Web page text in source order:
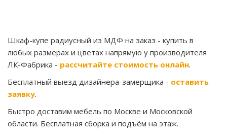
Шкаф-купе радиусный из МДФ на заказ - купить в
любых размерах и цветах напрямую у производителя
ЛК-Фабрика - рассчитайте стоимость онлайн.
Бесплатный выезд дизайнера-замерщика - оставить
заявку.
Быстро доставим мебель по Москве и Московской
области. Бесплатная сборка и подъём на этаж.